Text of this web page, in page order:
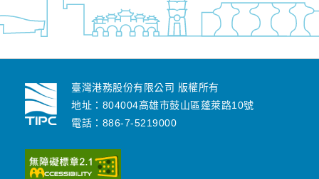
臺灣港務股份有限公司 版權所有
地址：804004高雄市鼓山區蓬萊路10號
電話：886-7-5219000